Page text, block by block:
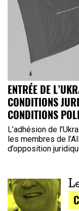
ENTRÉE DE
CONDITIONS
CONDITIONS
L’adhésion de
les membres de
d’opposition